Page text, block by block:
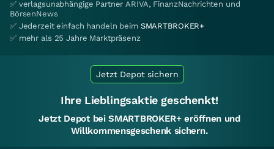
✅ verlagsunabhängige Partner ARIVA, FinanzNachrichten und
BörsenNews
✅ Jederzeit einfach handeln beim SMARTBROKER+
✅ mehr als 25 Jahre Marktpräsenz
Jetzt Depot sichern
Ihre Lieblingsaktie geschenkt!
Jetzt Depot bei SMARTBROKER+ eröffnen und
Willkommensgeschenk sichern.